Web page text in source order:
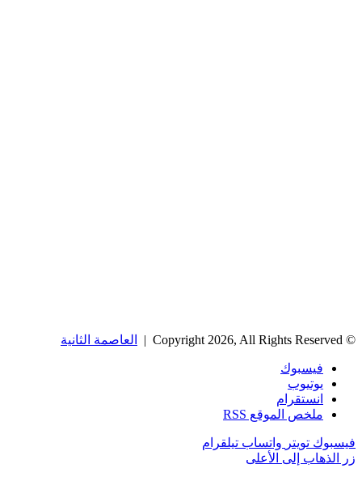
© Copyright 2026, All Rights Reserved | العاصمة الثانية
فيسبوك
يوتيوب
انستقرام
ملخص الموقع RSS
فيسبوك تويتر واتساب تيلقرام
زر الذهاب إلى الأعلى